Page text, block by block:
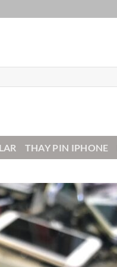
THAY PIN IPHONE